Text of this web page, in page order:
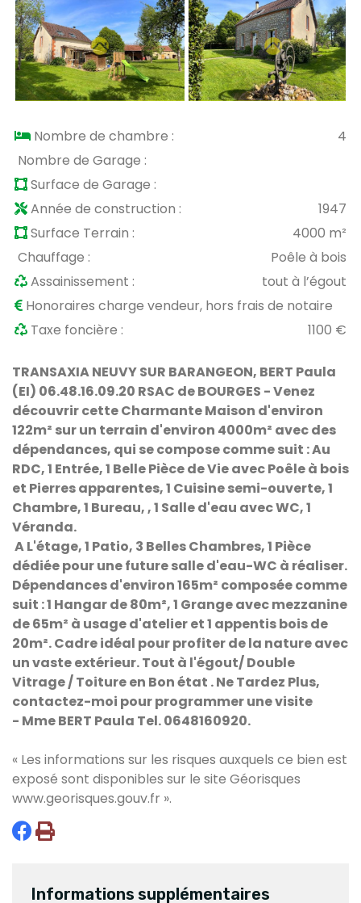
Nombre de chambre :
4
Nombre de Garage :
Surface de Garage :
Année de construction :
1947
Surface Terrain :
4000 m²
Chauffage :
Poêle à bois
Assainissement :
tout à l’égout
Honoraires charge vendeur, hors frais de notaire
Taxe foncière :
1100 €
TRANSAXIA NEUVY SUR BARANGEON, BERT Paula
(EI) 06.48.16.09.20 RSAC de BOURGES - Venez
découvrir cette Charmante Maison d'environ
122m² sur un terrain d'environ 4000m² avec des
dépendances, qui se compose comme suit : Au
RDC, 1 Entrée, 1 Belle Pièce de Vie avec Poêle à bois
et Pierres apparentes, 1 Cuisine semi-ouverte, 1
Chambre, 1 Bureau, , 1 Salle d'eau avec WC, 1
Véranda.
A L'étage, 1 Patio, 3 Belles Chambres, 1 Pièce
dédiée pour une future salle d'eau-WC à réaliser.
Dépendances d'environ 165m² composée comme
suit : 1 Hangar de 80m², 1 Grange avec mezzanine
de 65m² à usage d'atelier et 1 appentis bois de
20m². Cadre idéal pour profiter de la nature avec
un vaste extérieur. Tout à l'égout/ Double
Vitrage / Toiture en Bon état . Ne Tardez Plus,
contactez-moi pour programmer une visite
- Mme BERT Paula Tel. 0648160920.
« Les informations sur les risques auxquels ce bien est
exposé sont disponibles sur le site Géorisques
www.georisques.gouv.fr ».
Informations supplémentaires